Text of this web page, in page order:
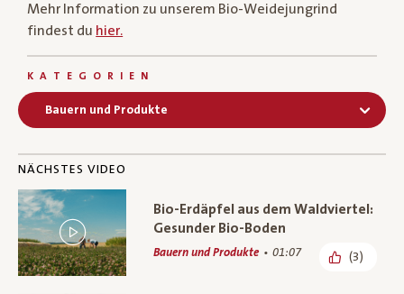
Mehr Information zu unserem Bio-Weidejungrind
findest du hier.
KATEGORIEN
Bauern und Produkte
NÄCHSTES VIDEO
Bio-Erdäpfel aus dem Waldviertel:
Gesunder Bio-Boden
Bauern und Produkte 01:07 (3)